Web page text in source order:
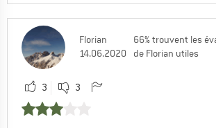
Florian
14.06.2020
66% trouvent les
de Florian utiles
3 3